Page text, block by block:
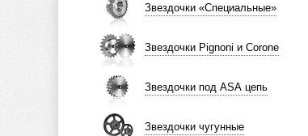
Звездочки «Специальные»
Звездочки Pignoni и Corone
Звездочки под ASA цепь
Звездочки чугунные